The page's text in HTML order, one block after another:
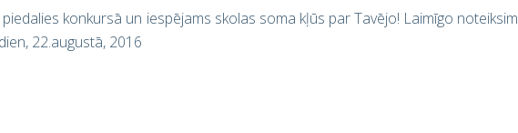
konkursā un iespējams skolas soma kļūs par Tavējo! Laimīgo noteiksim
22.augustā, 2016